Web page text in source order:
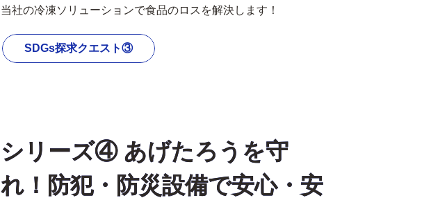
当社の冷凍ソリューションで食品のロスを解決します！
SDGs探求クエスト③
シリーズ④ あげたろうを守
れ！防犯・防災設備で安心・安